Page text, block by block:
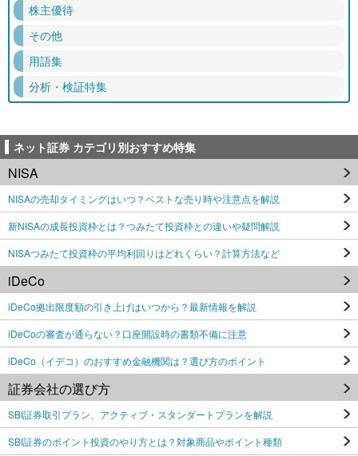
株主優待
その他
用語集
分析・検証特集
ネット証券 カテゴリ別おすすめ特集
NISA
NISAの売却タイミングはいつ？ベストな売り時や注意点を解説
新NISAの成長投資枠とは？つみたて投資枠との違いや疑問解説
NISAつみたて投資枠の平均利回りはどれくらい？計算方法など
iDeCo
iDeCo拠出限度額の引き上げはいつから？最新情報を解説
iDeCoの審査が通らない？口座開設時の書類不備に注意
iDeCo（イデコ）のおすすめ金融機関は？選び方のポイント
証券会社の選び方
SBI証券取引プラン、アクティブ・スタンダートプランを解説
SBI証券のポイント投資のやり方とは？対象商品やポイント種類